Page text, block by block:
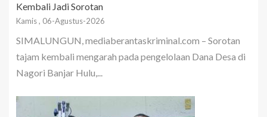
Kembali Jadi Sorotan
Kamis , 06-Agustus-2026
SIMALUNGUN, mediaberantaskriminal.com – Sorotan
tajam kembali mengarah pada pengelolaan Dana Desa di
Nagori Banjar Hulu,...